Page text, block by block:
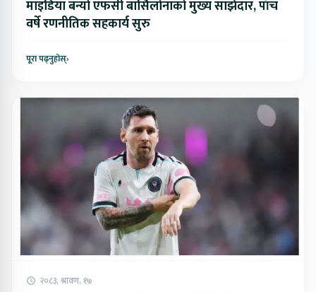
माइडिया बन्यो एफसी बार्सिलोनाको मुख्य साझेदार, पाँच
वर्षे रणनीतिक सहकार्य सुरु
पूरा पढ्नुहोस्›
२०८३, श्रावण, १७